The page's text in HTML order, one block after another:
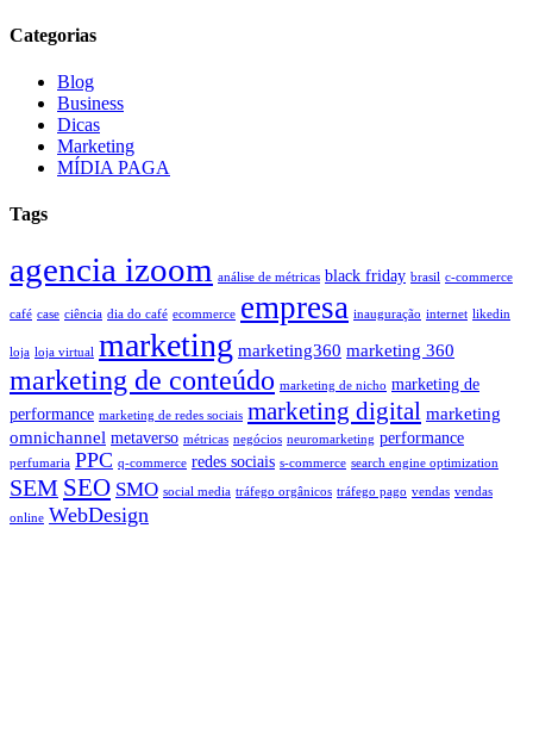
Categorias
Blog
Business
Dicas
Marketing
MÍDIA PAGA
Tags
agencia izoom análise de métricas black friday brasil c-commerce
café case ciência dia do café ecommerce empresa inauguração internet likedin
loja loja virtual marketing marketing360 marketing 360
marketing de conteúdo marketing de nicho marketing de
performance marketing de redes sociais marketing digital marketing
omnichannel metaverso métricas negócios neuromarketing performance
perfumaria PPC q-commerce redes sociais s-commerce search engine optimization
SEM SEO SMO social media tráfego orgânicos tráfego pago vendas vendas
online WebDesign